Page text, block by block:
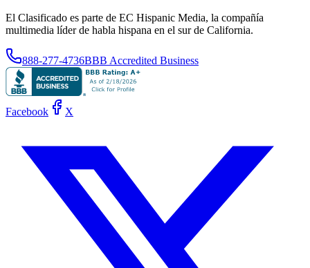
El Clasificado es parte de EC Hispanic Media, la compañía
multimedia líder de habla hispana en el sur de California.
888-277-4736BBB Accredited Business
Facebook X